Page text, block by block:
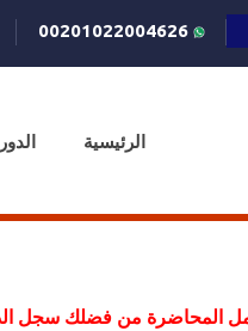
الرئيسية
المحاضرة من فضلك سجل